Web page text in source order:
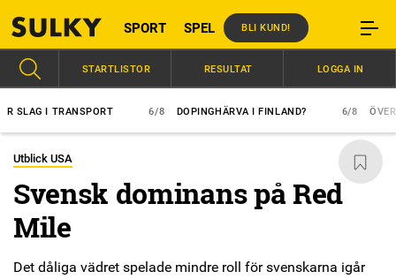
SPORT SPEL BLI KUND!
I TRANSPORT DOPINGHÄRVA I FINLAND?
STARTLISTOR RESULTAT LOGGA IN
Utblick USA
Svensk dominans på Red
Mile
Det dåliga vädret spelade mindre roll för svenskarna igår